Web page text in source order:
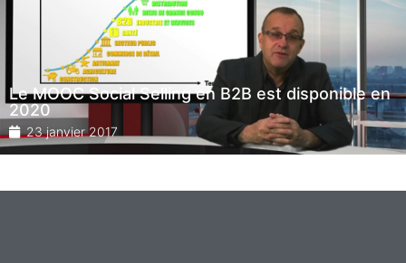
Le MOOC Social Selling en B2B est disponible en
2020
23 janvier 2017